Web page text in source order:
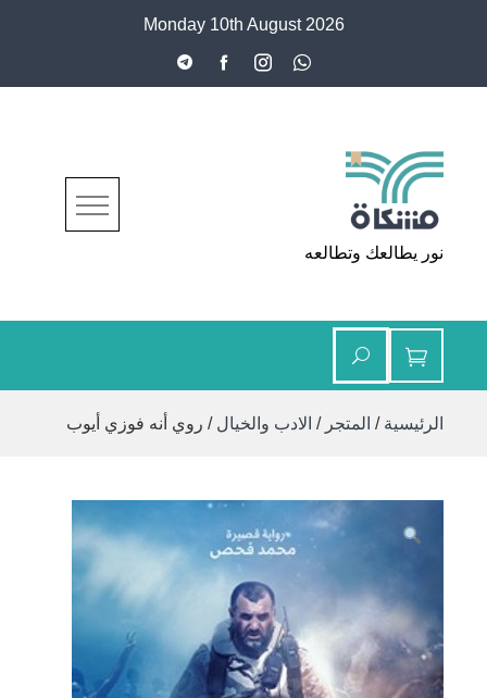
Monday 10th August 2026
مشكاة
نور يطالعك وتطالعه
الرئيسية / المتجر / الادب والخيال / روي أنه فوزي أيوب